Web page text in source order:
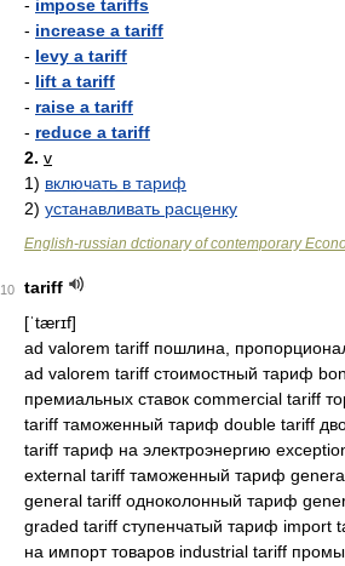
- impose tariffs
- increase a tariff
- levy a tariff
- lift a tariff
- raise a tariff
- reduce a tariff
2. v
1) включать в тариф
2) устанавливать расценку
English-russian dctionary of contemporary
10
tariff
[ˈtærɪf]
ad valorem tariff пошлина,
ad valorem tariff стоимостный тариф
премиальных ставок commercial tariff
tariff таможенный тариф double tariff
tariff тариф на электроэнергию
external tariff таможенный тариф
general tariff одноколонный тариф
graded tariff ступенчатый тариф import
на импорт товаров industrial tariff